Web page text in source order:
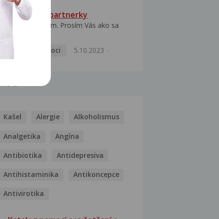
HPV typ 52 u partnerky
Dobrý deň prajem. Prosím Vás ako sa
Pohlavní nemoci
5.10.2023
Kašel Alergie Alkoholismus
Analgetika Angína
Antibiotika Antidepresiva
Antihistaminika Antikoncepce
Antivirotika